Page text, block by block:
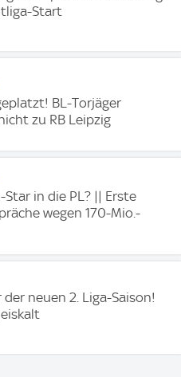
Start
BL-Torjäger
zu RB Leipzig
Star in die PL? || Erste
wegen 170-Mio.-
der neuen 2. Liga-Saison!